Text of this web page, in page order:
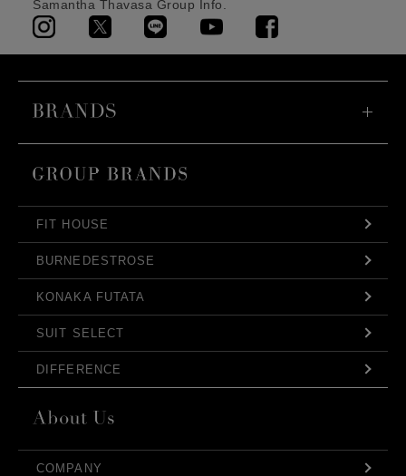
Samantha Thavasa Group Info.
FIT HOUSE
BURNEDESTROSE
KONAKA FUTATA
SUIT SELECT
DIFFERENCE
COMPANY